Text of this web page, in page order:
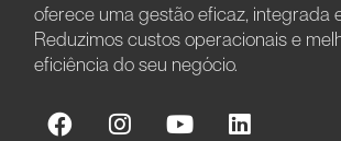
oferece uma gestão eficaz, integrada
Reduzimos custos operacionais e
eficiência do seu negócio.